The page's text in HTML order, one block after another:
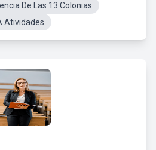
De Las 13 Colonias
Atividades